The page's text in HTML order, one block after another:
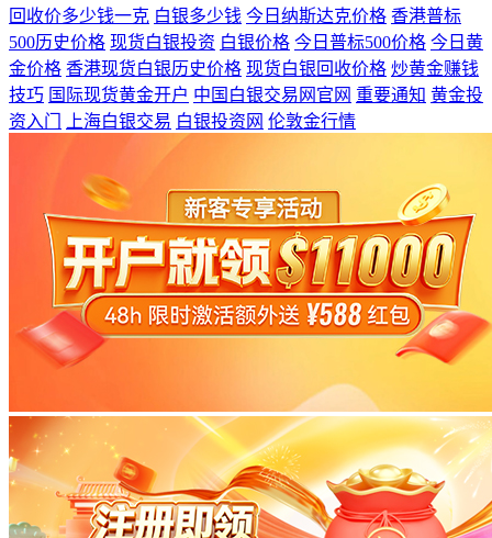
回收价多少钱一克 白银多少钱 今日纳斯达克价格 香港普标
500历史价格 现货白银投资 白银价格 今日普标500价格 今日黄
金价格 香港现货白银历史价格 现货白银回收价格 炒黄金赚钱
技巧 国际现货黄金开户 中国白银交易网官网 重要通知 黄金投
资入门
上海白银交易 白银投资网 伦敦金行情